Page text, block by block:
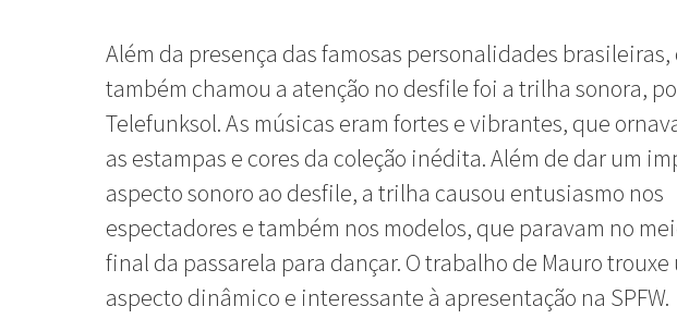
Além da presença das famosas personalidades brasileiras,
também chamou a atenção no desfile foi a trilha sonora,
Telefunksol. As músicas eram fortes e vibrantes, que
as estampas e cores da coleção inédita. Além de dar um
aspecto sonoro ao desfile, a trilha causou entusiasmo nos
espectadores e também nos modelos, que paravam no
final da passarela para dançar. O trabalho de Mauro trouxe
aspecto dinâmico e interessante à apresentação na SPFW.